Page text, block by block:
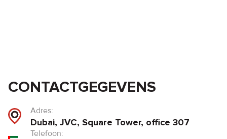
CONTACTGEGEVENS
Adres:
Dubai, JVC, Square Tower, office 307
Telefoon: